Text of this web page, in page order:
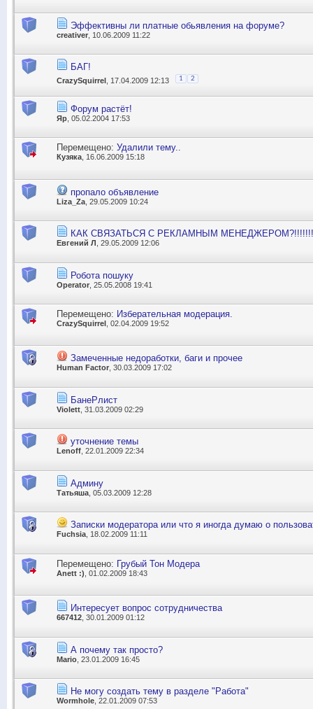
Эффективны ли платные обьявления на форуме?
creativer , 10.06.2009 11:22
БАГ!
CrazySquirrel , 17.04.2009 12:13 1 2
Форум растёт!
Яр , 05.02.2004 17:53
Перемещено: Удалили тему..
Кузяка , 16.06.2009 15:18
пропало объявление
Liza_Za , 29.05.2009 10:24
КАК СВЯЗАТЬСЯ С РЕКЛАМНЫМ
Евгений Л , 29.05.2009 12:06
Робота пошуку
Operator , 25.05.2008 19:41
Перемещено: Изберательная модерация.
CrazySquirrel , 02.04.2009 19:52
Замеченные недоработки, баги и прочее
Human Factor, 30.03.2009 17:02
БанеРлист
Violett , 31.03.2009 02:29
уточнение темы
Lenoff, 22.01.2009 22:34
Админу
Татьяша , 05.03.2009 12:28
Записки модератора или что я иногда думаю о
Fuchsia , 18.02.2009 11:11
Перемещено: Грубый Тон Модера
Anett :) , 01.02.2009 18:43
Интересует вопрос сотрудничества
667412 , 30.01.2009 01:12
А почему так просто?
Mario , 23.01.2009 16:45
Не могу создать тему в разделе "Работа"
Wormhole , 22.01.2009 07:53